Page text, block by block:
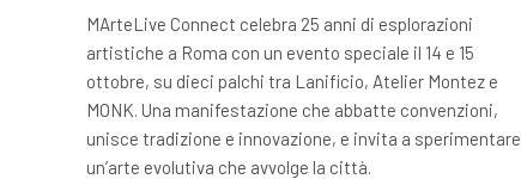
MArteLive Connect celebra 25 anni di esplorazioni
artistiche a Roma con un evento speciale il 14 e 15
ottobre, su dieci palchi tra Lanificio, Atelier Montez e
MONK. Una manifestazione che abbatte convenzioni,
unisce tradizione e innovazione, e invita a sperimentare
un’arte evolutiva che avvolge la città.